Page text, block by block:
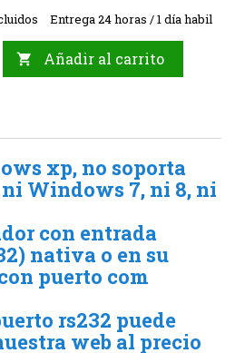
Entrega 24 horas / 1 día habil
 Añadir al carrito
xp, no soporta
Windows 7, ni 8, ni
con entrada
nativa o en su
puerto com
rs232 puede
web al precio